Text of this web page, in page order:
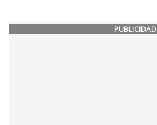
PUBLICIDAD